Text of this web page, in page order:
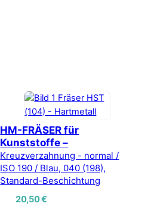
HM-FRÄSER für
Kunststoffe –
Kreuzverzahnung - normal /
ISO 190 / Blau, 040 (198),
Standard-Beschichtung
20,50€